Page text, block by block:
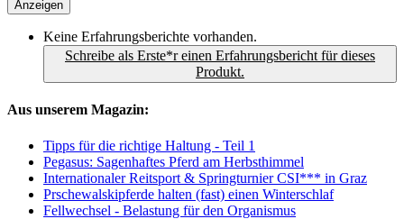
Anzeigen
Keine Erfahrungsberichte vorhanden.
Schreibe als Erste*r einen Erfahrungsbericht für dieses
Produkt.
Aus unserem Magazin:
Tipps für die richtige Haltung - Teil 1
Pegasus: Sagenhaftes Pferd am Herbsthimmel
Internationaler Reitsport & Springturnier CSI*** in Graz
Prschewalskipferde halten (fast) einen Winterschlaf
Fellwechsel - Belastung für den Organismus